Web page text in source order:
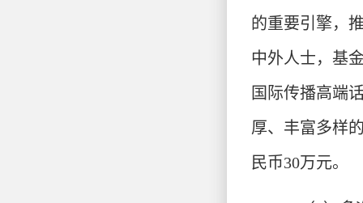
的重要引擎，
中外人士，基
国际传播高端
厚、丰富多样
民币30万元。